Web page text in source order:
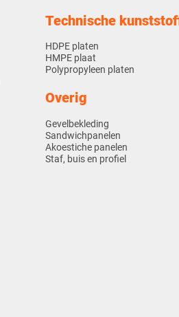
Technische
HDPE platen
HMPE plaat
Polypropyleen platen
Overig
Gevelbekleding
Sandwichpanelen
Akoestiche panelen
Staf, buis en profiel